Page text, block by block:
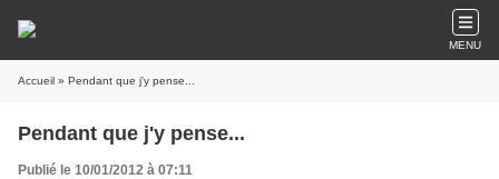
MENU
Accueil » Pendant que j'y pense...
Pendant que j'y pense...
Publié le 10/01/2012 à 07:11